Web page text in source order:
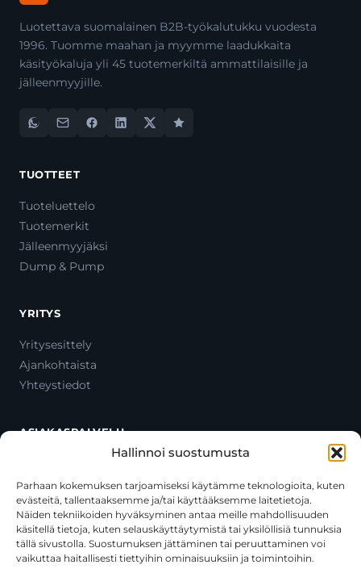
Hallinnoi suostumusta
Parhaan kokemuksen tarjoamiseksi käytämme teknologioita, kuten
evästeitä, tallentaaksemme ja/tai käyttääksemme laitetietoja.
Näiden tekniikoiden hyväksyminen antaa meille mahdollisuuden
käsitellä tietoja, kuten selauskäyttäytymistä tai yksilöllisiä tunnuksia
tällä sivustolla. Suostumuksen jättäminen tai peruuttaminen voi
vaikuttaa haitallisesti tiettyihin ominaisuuksiin ja toimintoihin.
Luotettava suomalainen B2B-työkalutukku vuodesta
1996. Tuomme maahan ja myymme laadukkaita
käsityökaluja yli 45 tuotemerkiltä ammattilaisille ja
jälleenmyyjille.
TUOTTEET
Tuoteluettelo
Tuotemerkit
Jälleenmyyjäksi
Dump & Pump
YRITYS
Yritysesittely
Ajankohtaista
Yhteystiedot
ASIAKASPALVELU
Oma tili
Maksutavat
Toimitustavat
Usein kysytyt kysymykset
+358 44 270 3795